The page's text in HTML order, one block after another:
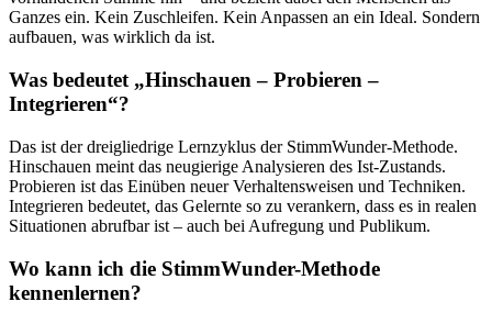
Ganzes ein. Kein Zuschleifen. Kein Anpassen an ein Ideal. Sondern
aufbauen, was wirklich da ist.
Was bedeutet „Hinschauen – Probieren –
Integrieren“?
Das ist der dreigliedrige Lernzyklus der StimmWunder-Methode.
Hinschauen meint das neugierige Analysieren des Ist-Zustands.
Probieren ist das Einüben neuer Verhaltensweisen und Techniken.
Integrieren bedeutet, das Gelernte so zu verankern, dass es in realen
Situationen abrufbar ist – auch bei Aufregung und Publikum.
Wo kann ich die StimmWunder-Methode
kennenlernen?